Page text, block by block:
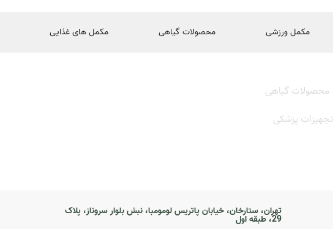
مکمل ورزشی محصولات گیاهی مکمل های غذایی
محصولات گیاهی
تجهیزات پزشکی
تهران، ستارخان، خیابان پاتریس لومومبا، نبش بلوار سروناز، پلاک
29، طبقه اول